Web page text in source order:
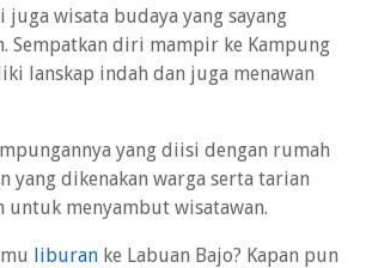
juga wisata budaya yang sayang
Sempatkan diri mampir ke Kampung
lanskap indah dan juga menawan
yang diisi dengan rumah
yang dikenakan warga serta tarian
untuk menyambut wisatawan.
liburan ke Labuan Bajo? Kapan pun